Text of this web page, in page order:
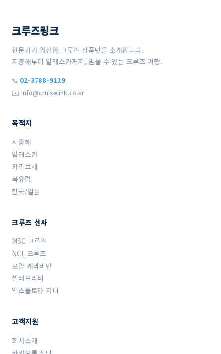
크루즈링크
전문가가 엄선한 크루즈 상품만을 소개합니다.
지중해부터 알래스카까지, 믿을 수 있는 크루즈 여행.
📞 02-3788-9119
✉️ info@cruiselink.co.kr
목적지
지중해
알래스카
카리브해
북유럽
한국/일본
크루즈 선사
MSC 크루즈
NCL 크루즈
로얄 캐리비안
셀러브리티
익스플로라 저니
고객지원
회사소개